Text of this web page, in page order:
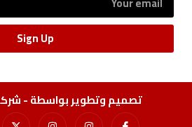
Sign Up
تصميم وتطوير بواسطة - شركة Correct code